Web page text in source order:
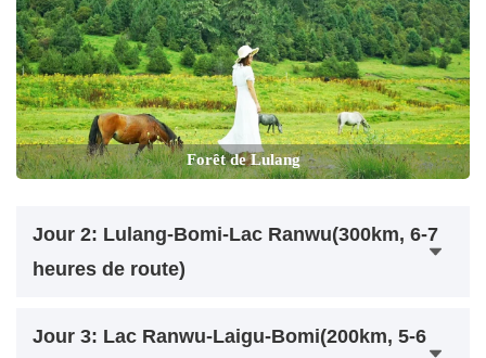
Forêt de Lulang
Jour 2: Lulang-Bomi-Lac Ranwu(300km, 6-7
heures de route)
Jour 3: Lac Ranwu-Laigu-Bomi(200km, 5-6